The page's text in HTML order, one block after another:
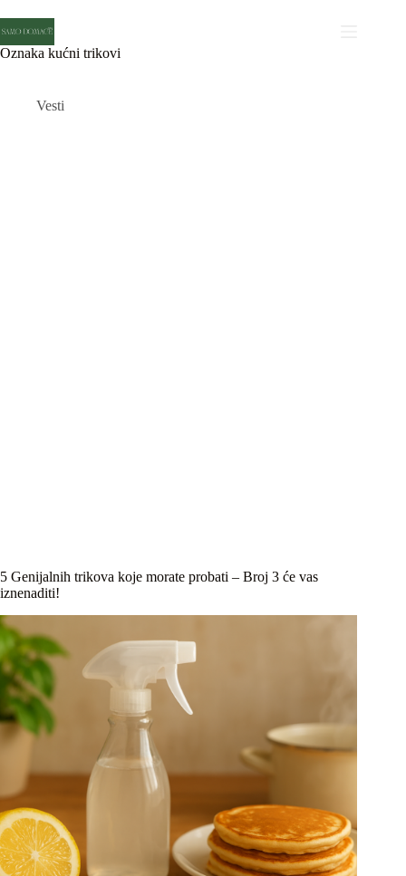
to
content
Oznaka kućni trikovi
Vesti
5 Genijalnih trikova koje morate probati – Broj 3 će vas
iznenaditi!